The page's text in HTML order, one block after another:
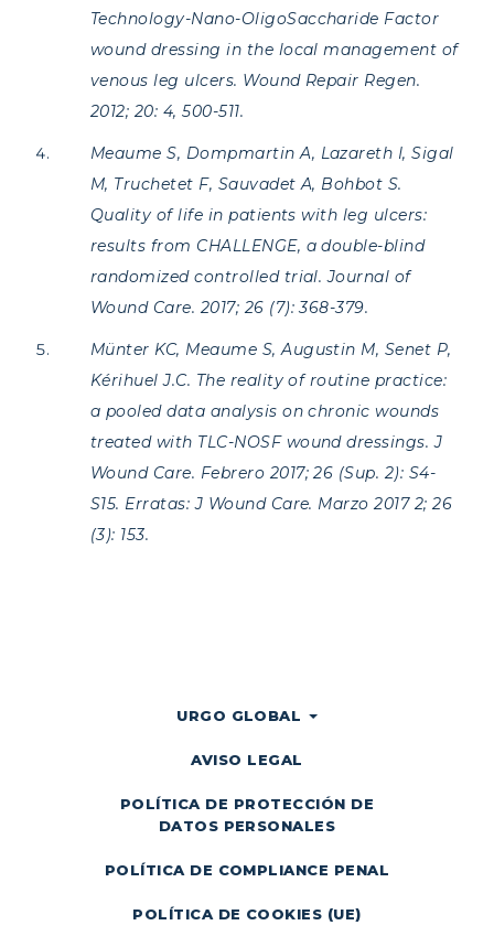
Technology-Nano-OligoSaccharide Factor
wound dressing in the local management of
venous leg ulcers. Wound Repair Regen.
2012; 20: 4, 500-511.
Meaume S, Dompmartin A, Lazareth I, Sigal
M, Truchetet F, Sauvadet A, Bohbot S.
Quality of life in patients with leg ulcers:
results from CHALLENGE, a double-blind
randomized controlled trial. Journal of
Wound Care. 2017; 26 (7): 368-379.
Münter KC, Meaume S, Augustin M, Senet P,
Kérihuel J.C. The reality of routine practice:
a pooled data analysis on chronic wounds
treated with TLC-NOSF wound dressings. J
Wound Care. Febrero 2017; 26 (Sup. 2): S4-
S15. Erratas: J Wound Care. Marzo 2017 2; 26
(3): 153.
URGO GLOBAL
AVISO LEGAL
POLÍTICA DE PROTECCIÓN DE
DATOS PERSONALES
POLÍTICA DE COMPLIANCE PENAL
POLÍTICA DE COOKIES (UE)